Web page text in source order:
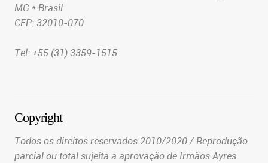
MG * Brasil
CEP: 32010-070
Tel: +55 (31) 3359-1515
Copyright
Todos os direitos reservados 2010/2020 / Reprodução
parcial ou total sujeita a aprovação de Irmãos Ayres